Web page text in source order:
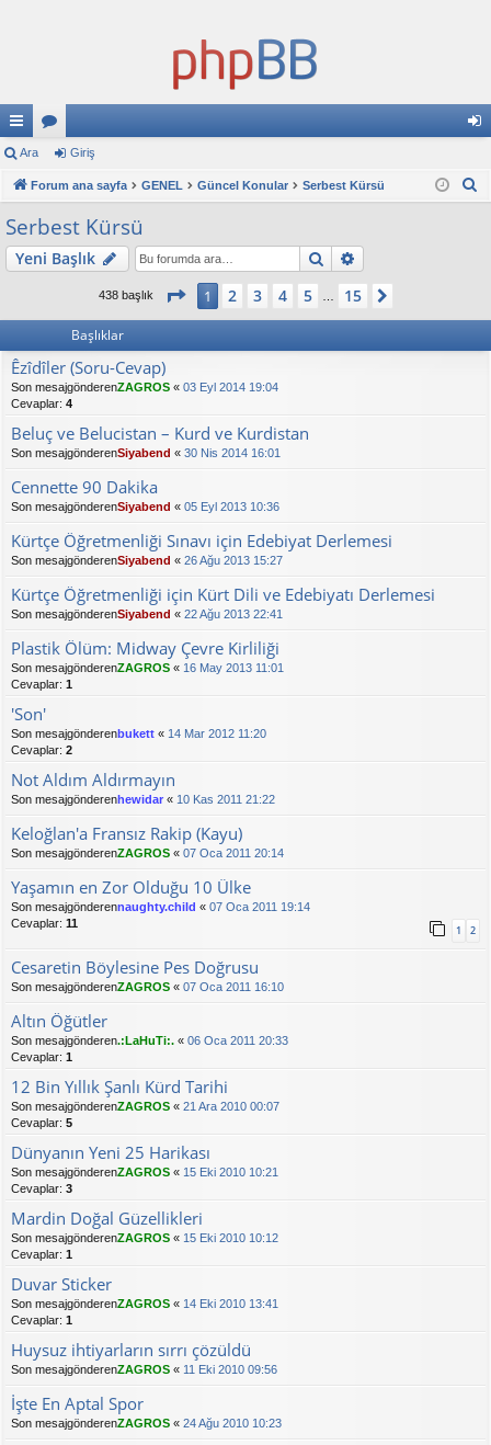
ızl
ba
ğl
tıl
ar
u
ar
ş
Ara Giriş
Forum ana sayfa GENEL Güncel Konular Serbest Kürsü
Serbest Kürsü
Yeni Başlık Ara
438 başlık 1 . sayfa (Toplam15sayfa)
1 2 3 4 5 15
Başlıklar
Êzîdîler (Soru-Cevap)
Son mesajgönderenZAGROS « 03 Eyl 2014 19:04
Cevaplar: 4
Beluç ve Belucistan – Kurd ve Kurdistan
Son mesajgönderenSiyabend « 30 Nis 2014 16:01
Cennette 90 Dakika
Son mesajgönderenSiyabend « 05 Eyl 2013 10:36
Kürtçe Öğretmenliği Sınavı için Edebiyat Derlemesi
Son mesajgönderenSiyabend « 26 Ağu 2013 15:27
Kürtçe Öğretmenliği için Kürt Dili ve Edebiyatı Derlemesi
Son mesajgönderenSiyabend « 22 Ağu 2013 22:41
Plastik Ölüm: Midway Çevre Kirliliği
Son mesajgönderenZAGROS « 16 May 2013 11:01
Cevaplar: 1
'Son'
Son mesajgönderenbukett « 14 Mar 2012 11:20
Cevaplar: 2
Not Aldım Aldırmayın
Son mesajgönderenhewidar « 10 Kas 2011 21:22
Keloğlan'a Fransız Rakip (Kayu)
Son mesajgönderenZAGROS « 07 Oca 2011 20:14
Yaşamın en Zor Olduğu 10 Ülke
Son mesajgönderennaughty.child « 07 Oca 2011 19:14
Cevaplar: 11 1 2
Cesaretin Böylesine Pes Doğrusu
Son mesajgönderenZAGROS « 07 Oca 2011 16:10
Altın Öğütler
Son mesajgönderen.:LaHuTi:. « 06 Oca 2011 20:33
Cevaplar: 1
12 Bin Yıllık Şanlı Kürd Tarihi
Son mesajgönderenZAGROS « 21 Ara 2010 00:07
Cevaplar: 5
Dünyanın Yeni 25 Harikası
Son mesajgönderenZAGROS « 15 Eki 2010 10:21
Cevaplar: 3
Mardin Doğal Güzellikleri
Son mesajgönderenZAGROS « 15 Eki 2010 10:12
Cevaplar: 1
Duvar Sticker
Son mesajgönderenZAGROS « 14 Eki 2010 13:41
Cevaplar: 1
Huysuz ihtiyarların sırrı çözüldü
Son mesajgönderenZAGROS « 11 Eki 2010 09:56
İşte En Aptal Spor
Son mesajgönderenZAGROS « 24 Ağu 2010 10:23